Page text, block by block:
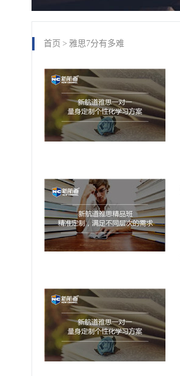
首页 > 雅思7分有多难